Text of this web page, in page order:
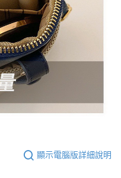
顯示電腦版詳細說明